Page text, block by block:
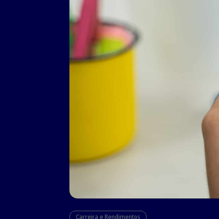
Carreira e Rendimentos